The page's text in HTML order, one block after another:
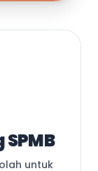
untuk